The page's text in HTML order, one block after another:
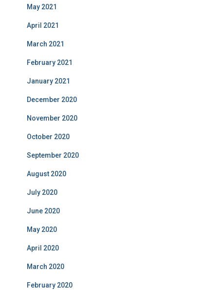
May 2021
April 2021
March 2021
February 2021
January 2021
December 2020
November 2020
October 2020
September 2020
August 2020
July 2020
June 2020
May 2020
April 2020
March 2020
February 2020